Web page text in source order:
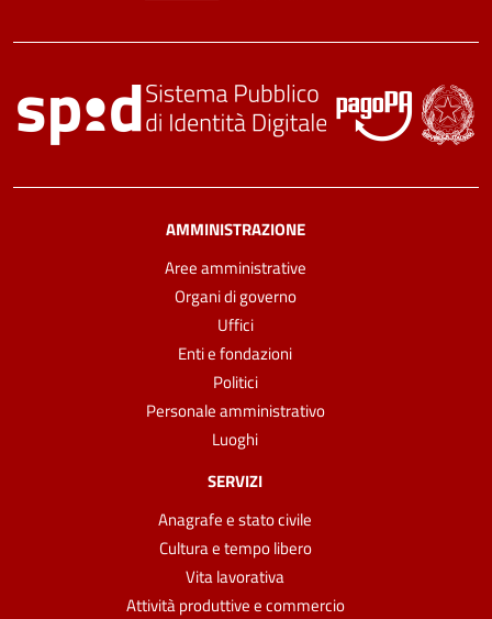
AMMINISTRAZIONE
Aree amministrative
Organi di governo
Uffici
Enti e fondazioni
Politici
Personale amministrativo
Luoghi
SERVIZI
Anagrafe e stato civile
Cultura e tempo libero
Vita lavorativa
Attività produttive e commercio